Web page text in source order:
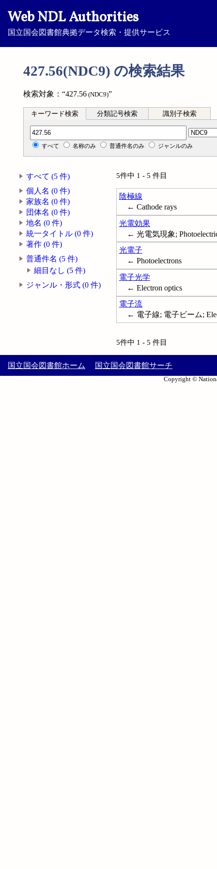
Web NDL Authorities
国立国会図書館典拠データ検索・提供サービス
427.56(NDC9) の検索結果
検索対象：“427.56 (NDC9)”
キーワード検索 分類記号検索 識別子検索
分類記号検索
すべて 名称のみ 普通件名のみ ジャンルのみ
すべて (5 件)
個人名 (0 件)
家族名 (0 件)
団体名 (0 件)
地名 (0 件)
統一タイトル (0 件)
著作 (0 件)
普通件名 (5 件)
細目なし (5 件)
ジャンル・形式 (0 件)
5件中 1 - 5 件目
陰極線
← Cathode rays
光電効果
← 光電気現象;
光電子
← Photoelectrons
電子光学
← Electron optics
電子流
← 電子線; 電子ビーム;
5件中 1 - 5 件目
国立国会図書館ホーム 国立国会図書館サーチ
Copyright ©